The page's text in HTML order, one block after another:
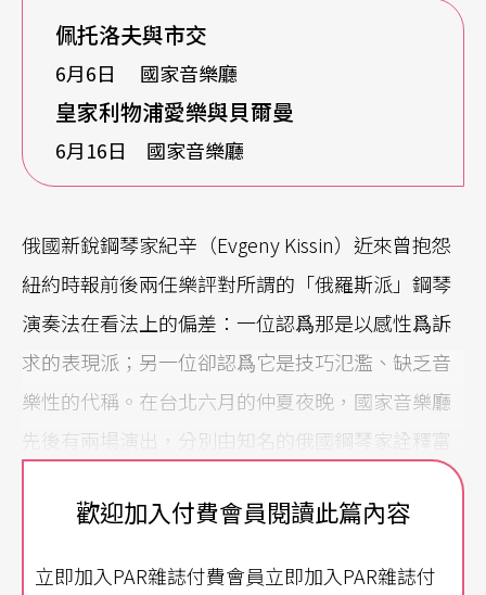
佩托洛夫與市交
6月6日 國家音樂廳
皇家利物浦愛樂與貝爾曼
6月16日 國家音樂廳
俄國新銳鋼琴家紀辛（Evgeny Kissin）近來曾抱怨
紐約時報前後兩任樂評對所謂的「俄羅斯派」鋼琴
演奏法在看法上的偏差：一位認爲那是以感性爲訴
求的表現派；另一位卻認爲它是技巧氾濫、缺乏音
樂性的代稱。在台北六月的仲夏夜晚，國家音樂廳
先後有兩場演出，分別由知名的俄國鋼琴家詮釋富
濃郁俄羅斯風味的協奏曲，對國內的觀衆而言，實
在是個品評俄國鋼琴演奏派別的難得機會。
十九世紀初葉的俄羅斯原爲一音樂荒漠，然不到一
歡迎加入付費會員閱讀此篇內容
立即加入PAR雜誌付費會員立即加入PAR雜誌付